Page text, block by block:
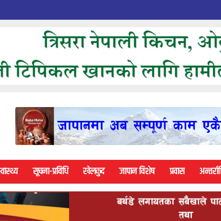
सूचना-प्रविधि खेलकुद जापान विशेष प्रवास